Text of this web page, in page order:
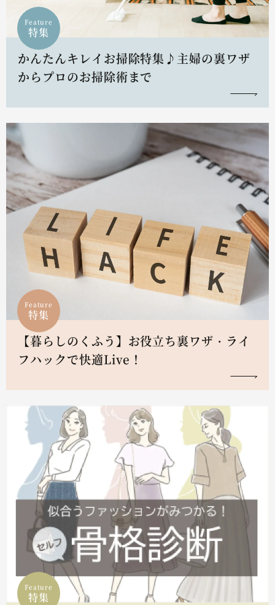
Feature
特集
かんたんキレイお掃除特集♪主婦の裏ワザ
からプロのお掃除術まで
Feature
特集
【暮らしのくふう】お役立ち裏ワザ・ライ
フハックで快適Live！
Feature
特集